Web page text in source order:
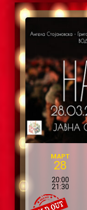
МАРТ
28
20:00
21:30